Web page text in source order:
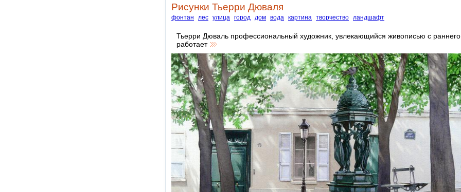
Рисунки Тьерри Дюваля
фонтан лес улица город дом вода картина творчество ландшафт
Тьерри Дюваль профессиональный художник, увлекающийся живописью с
работает